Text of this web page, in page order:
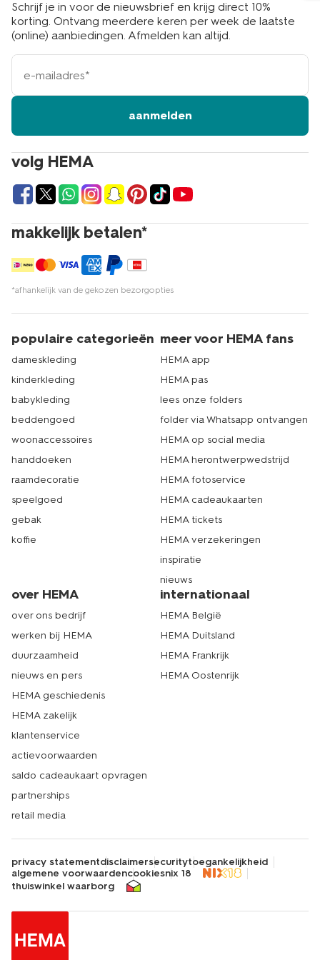
volg HEMA
makkelijk betalen*
*afhankelijk van de gekozen bezorgopties
Schrijf je in voor de nieuwsbrief en krijg direct 10%
korting. Ontvang meerdere keren per week de laatste
(online) aanbiedingen. Afmelden kan altijd.
e-
mailadres
aanmelden
populaire categorieën
dameskleding
kinderkleding
babykleding
beddengoed
woonaccessoires
handdoeken
raamdecoratie
speelgoed
gebak
koffie
meer voor HEMA fans
HEMA app
HEMA pas
lees onze folders
folder via Whatsapp ontvangen
HEMA op social media
HEMA herontwerpwedstrijd
HEMA fotoservice
HEMA cadeaukaarten
HEMA tickets
HEMA verzekeringen
inspiratie
nieuws
over HEMA
over ons bedrijf
werken bij HEMA
duurzaamheid
nieuws en pers
HEMA geschiedenis
HEMA zakelijk
klantenservice
actievoorwaarden
saldo cadeaukaart opvragen
partnerships
retail media
internationaal
HEMA België
HEMA Duitsland
HEMA Frankrijk
HEMA Oostenrijk
privacy statementdisclaimersecuritytoegankelijkheid
algemene voorwaardencookiesnix 18
thuiswinkel waarborg